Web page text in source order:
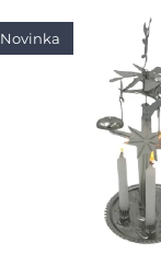
Novinka